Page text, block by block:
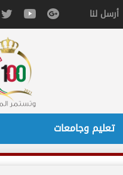
أرسل لنا
تعليم وجامعات